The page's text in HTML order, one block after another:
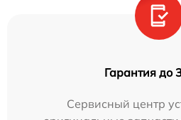
Гарантия до
Сервисный центр